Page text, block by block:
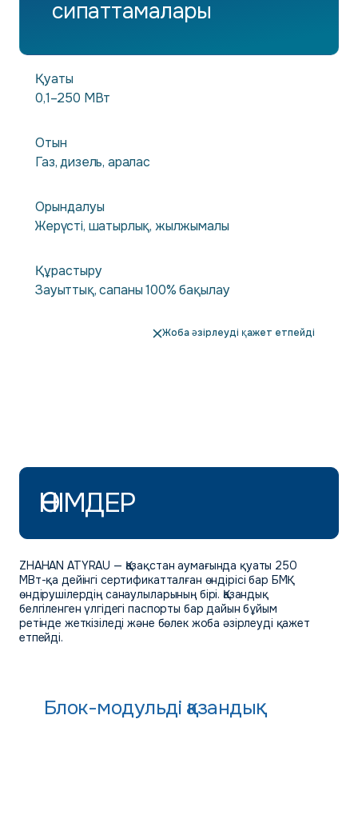
сипаттамалары
Қуаты
0,1–250 МВт
Отын
Газ, дизель, аралас
Орындалуы
Жерүсті, шатырлық, жылжымалы
Құрастыру
Зауыттық, сапаны 100% бақылау
Жоба әзірлеуді қажет етпейді
ӨНІМДЕР
ZHAHAN ATYRAU — Қазақстан аумағында қуаты 250
МВт-қа дейінгі сертификатталған өндірісі бар БМҚ
өндірушілердің санаулыларының бірі. Қазандық
белгіленген үлгідегі паспорты бар дайын бұйым
ретінде жеткізіледі және бөлек жоба әзірлеуді қажет
етпейді.
Блок-модульді қазандық